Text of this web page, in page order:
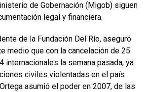
de Gobernación (Migob) siguen
legal y financiera.
de la Fundación Del Río, aseguró
medio que con la cancelación de 25
internacionales la semana pasada, ya
civiles violentadas en el país
asumió el poder en 2007, de las